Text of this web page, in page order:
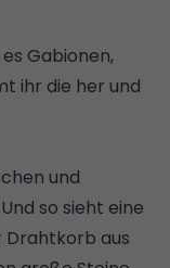
Gabionen,
ihr die her und
und
so sieht eine
Drahtkorb aus